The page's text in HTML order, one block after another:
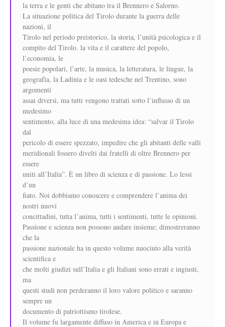
la terra e le genti che abitano tra il Brennero e Salorno.
La situazione politica del Tirolo durante la guerra delle
nazioni, il
Tirolo nel periodo preistorico, la storia, l’unità psicologica e il
compito del Tirolo. la vita e il carattere del popolo,
l’economia, le
poesie popolari, l’arte, la musica, la letteratura, le lingue, la
geografìa, la Ladinia e le oasi tedesche nel Trentino, sono
argomenti
assai diversi, ma tutti vengono trattati sotto l’influsso di un
medesimo
sentimento, alla luce di una medesima idea: “salvar il Tirolo
dal
pericolo di essere spezzato, impedire che gli abitanti delle valli
meridionali fossero divelti dai fratelli di oltre Brennero per
essere
uniti all’Italia”. È un libro di scienza e di passione. Lo lessi
d’un
fiato. Noi dobbiamo conoscere e comprendere l’anima dei
nostri nuovi
concittadini, tutta l’anima, tutti i sentimenti, tutte le opinioni.
Passione e scienza non possono andare insieme; dimostreranno
che la
passione nazionale ha in questo volume nuociuto alla verità
scientifica e
che molti giudizi sull’Italia e gli Italiani sono errati e ingiusti,
ma
questi studi non perderanno il loro valore politico e saranno
sempre un
documento di patriottismo tirolese.
Il volume fu largamente diffuso in America e in Europa e